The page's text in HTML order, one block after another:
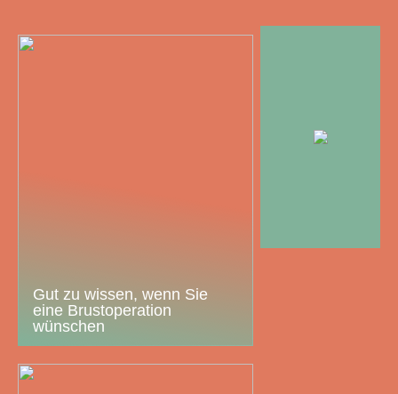
Gut zu wissen, wenn Sie
eine Brustoperation
wünschen